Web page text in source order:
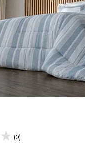
(0)